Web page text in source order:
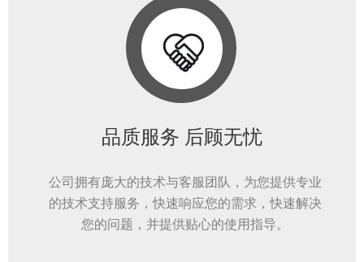
品质服务 后顾无忧
公司拥有庞大的技术与客服团队，为您提供专业
的技术支持服务，快速响应您的需求，快速解决
您的问题，并提供贴心的使用指导。